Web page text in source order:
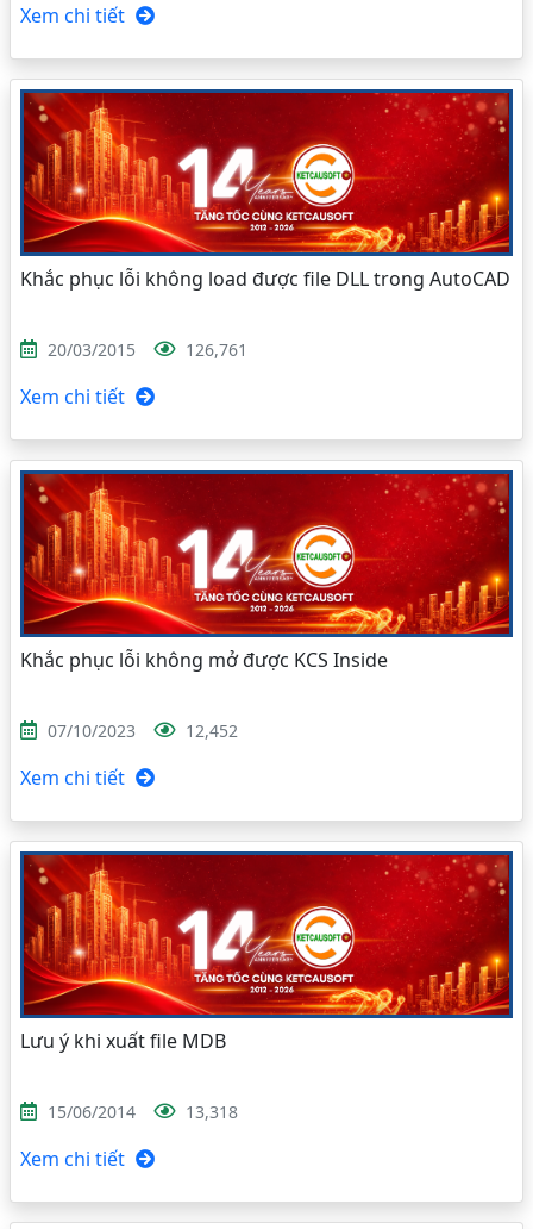
Xem chi tiết
Khắc phục lỗi không load được file DLL trong AutoCAD
20/03/2015 126,761
Xem chi tiết
Khắc phục lỗi không mở được KCS Inside
07/10/2023 12,452
Xem chi tiết
Lưu ý khi xuất file MDB
15/06/2014 13,318
Xem chi tiết